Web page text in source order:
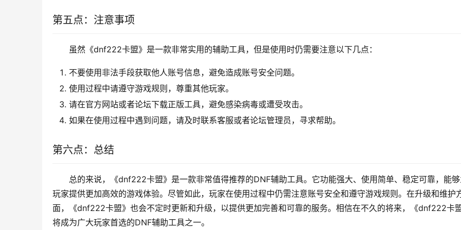
第五点：注意事项
虽然《dnf222卡盟》是一款非常实用的辅助工具，但是使用时仍需要注意以下几点：
不要使用非法手段获取他人账号信息，避免造成账号安全问题。
使用过程中请遵守游戏规则，尊重其他玩家。
请在官方网站或者论坛下载正版工具，避免感染病毒或遭受攻击。
如果在使用过程中遇到问题，请及时联系客服或者论坛管理员，寻求帮助。
第六点：总结
总的来说，《dnf222卡盟》是一款非常值得推荐的DNF辅助工具。它功能强大、使用简单、稳定可靠，能
玩家提供更加高效的游戏体验。尽管如此，玩家在使用过程中仍需注意账号安全和遵守游戏规则。在升级和维护
面，《dnf222卡盟》也会不定时更新和升级，以提供更加完善和可靠的服务。相信在不久的将来，《dnf222卡盟
将成为广大玩家首选的DNF辅助工具之一。